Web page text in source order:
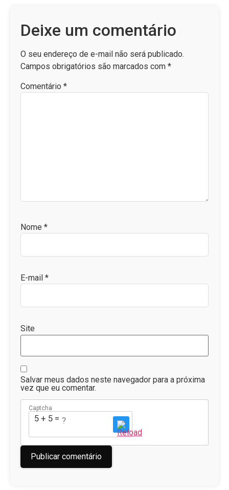
Deixe um comentário
O seu endereço de e-mail não será publicado.
Campos obrigatórios são marcados com *
Comentário *
Nome *
E-mail *
Site
Salvar meus dados neste navegador para a próxima
vez que eu comentar.
Captcha
5 + 5 = ?